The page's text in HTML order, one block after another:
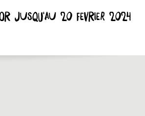
jusqu'au 20 fevrier 2024